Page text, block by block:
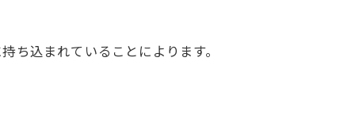
ち込まれていることによります。